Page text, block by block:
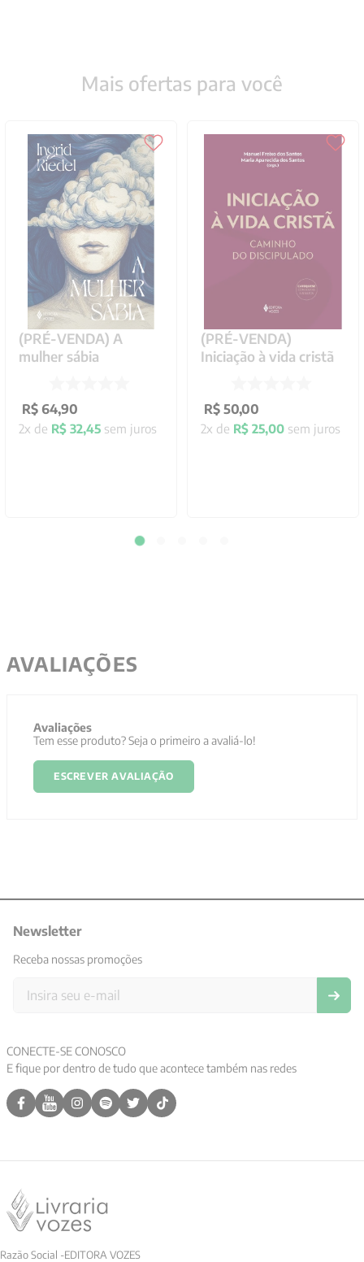
Mais ofertas para você
(PRÉ-VENDA) A
mulher sábia
R$ 64,90
2x de R$ 32,45 sem juros
(PRÉ-VENDA)
Iniciação à vida cristã
R$ 50,00
2x de R$ 25,00 sem juros
AVALIAÇÕES
Avaliações
Tem esse produto? Seja o primeiro a avaliá-lo!
ESCREVER AVALIAÇÃO
Newsletter
Receba nossas promoções
CONECTE-SE CONOSCO
E fique por dentro de tudo que acontece também nas redes
Razão Social -EDITORA VOZES